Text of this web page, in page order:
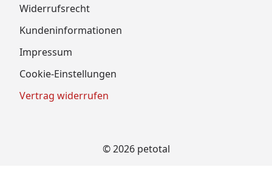
Widerrufsrecht
Kundeninformationen
Impressum
Cookie-Einstellungen
Vertrag widerrufen
© 2026 petotal